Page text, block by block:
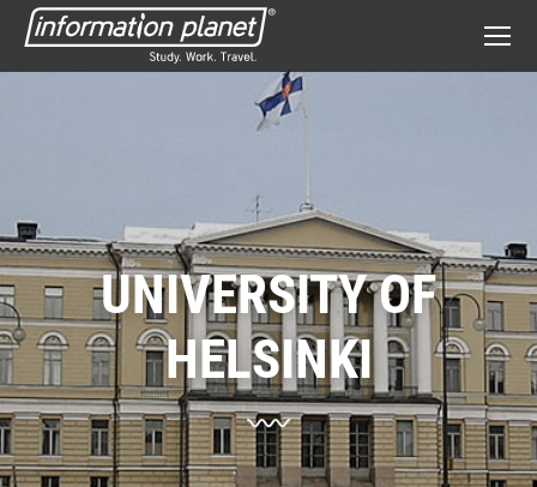
UNIVERSITY OF
HELSINKI